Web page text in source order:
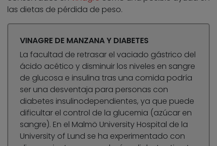
las dietas de pérdida de peso.
VINAGRE DE MANZANA Y DIABETES
La facultad de retrasar el vaciado gástrico del
ácido acético y disminuir los niveles en sangre
de glucosa e insulina tras una comida podría
ser una desventaja para personas con
diabetes insulinodependientes, ya que puede
dificultar el control de la glucemia (azúcar en
sangre). En el Malmö University Hospital de la
University of Lund se ha experimentado con